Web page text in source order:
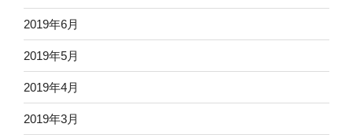
2019年6月
2019年5月
2019年4月
2019年3月